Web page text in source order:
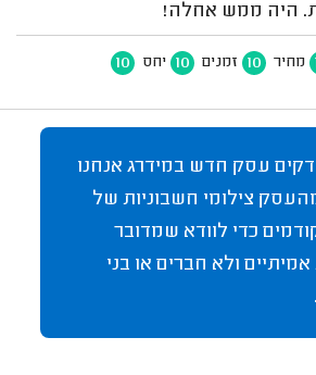
היה ממש אחלה!
מחיר 10 זמנים 10 יחס 10
עסק חדש במידרג אנחנו
צילומי חשבוניות של
כדי לוודא שמדובר
ולא חברים או בני